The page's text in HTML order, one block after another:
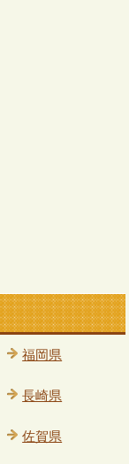
福岡県
長崎県
佐賀県